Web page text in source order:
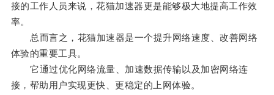
接的工作人员来说，花猫加速器更是能够极大地提高工作效
率。
总而言之，花猫加速器是一个提升网络速度、改善网络
体验的重要工具。
它通过优化网络流量、加速数据传输以及加密网络连
接，帮助用户实现更快、更稳定的上网体验。